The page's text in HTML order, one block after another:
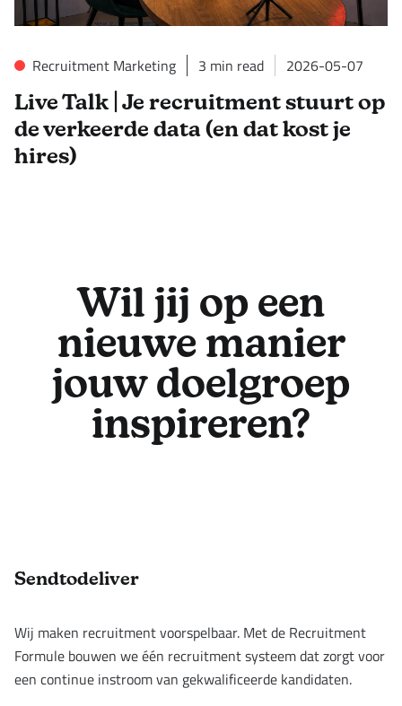
Recruitment Marketing 3 min read 2026-05-07
Live Talk | Je recruitment stuurt op
de verkeerde data (en dat kost je
hires)
Wil jij op een
nieuwe manier
jouw doelgroep
inspireren?
Footer
Sendtodeliver
Wij maken recruitment voorspelbaar. Met de Recruitment
Formule bouwen we één recruitment systeem dat zorgt voor
een continue instroom van gekwalificeerde kandidaten.